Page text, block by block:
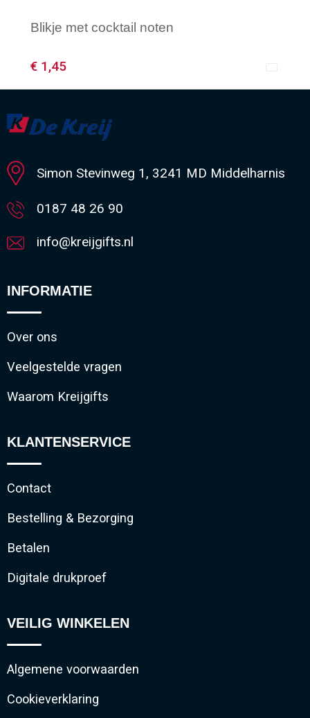
Blikje met cocktail noten
€ 1,45
Minimale afname: 288
Simon Stevinweg 1, 3241 MD Middelharnis
0187 48 26 90
info@kreijgifts.nl
INFORMATIE
Over ons
Veelgestelde vragen
Waarom Kreijgifts
KLANTENSERVICE
Contact
Bestelling & Bezorging
Betalen
Digitale drukproef
VEILIG WINKELEN
Algemene voorwaarden
Cookieverklaring